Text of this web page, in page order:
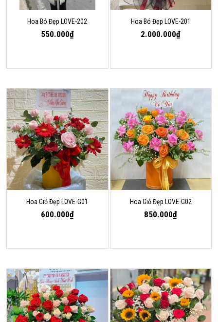
Hoa Bó Đẹp LOVE-202
550.000₫
Hoa Bó Đẹp LOVE-201
2.000.000₫
Hoa Giỏ Đẹp LOVE-G01
600.000₫
Hoa Giỏ Đẹp LOVE-G02
850.000₫